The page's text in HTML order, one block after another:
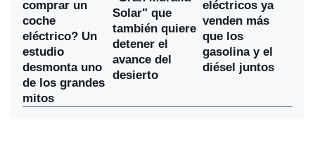
comprar un
coche
eléctrico? Un
estudio
desmonta uno
de los grandes
mitos
Solar" que
también quiere
detener el
avance del
desierto
eléctricos ya
venden más
que los
gasolina y el
diésel juntos